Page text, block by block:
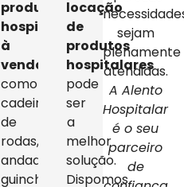
produtos
hospitalares
à
venda
como
cadeiras
de
rodas,
andadores,
guinchos,
locação
de
produtos
hospitalares
pode
ser
a
melhor
solução.
Dispomos
sejam
plenamente
atendidas.
A Alento
Hospitalar
é o seu
parceiro
de